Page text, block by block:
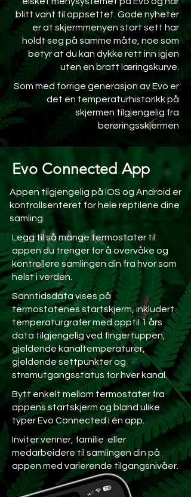
blitt vant til oppsettet. Gode nyheter
er at skjermmenyen stort sett har
holdt seg på samme måte, noe som
betyr at du kan dykke rett inn igjen
uten en bratt læringskurve.
Som med forrige generasjon av Evo er
det en temperaturhistorikk på
skjermen tilgjengelig fra
berøringsskjermen
Evo Connected App
Appen tilgjengelig på IOS og Android er
kontrollsenteret for hele reptilene dine
samling.
Legg til så mange termostater til
appen du trenger for å overvåke og
kontrollere samlingen din fra hvor som
helst i verden.
Sanntidsdata vises på
termostatenes startskjerm, inkludert
temperaturgrafer med opptil 1 års
data tilgjengelig ved fingertuppen,
gjeldende kanaltemperaturer,
gjeldende settpunkter og
strømutgangsstatus for hver kanal.
Bytt enkelt mellom termostater fra
appens startskjerm og bland ulike
typer Evo Connected i én app.
Inviter venner, familie eller
medarbeidere til samlingen din på
appen med varierende tilgangsnivåer.